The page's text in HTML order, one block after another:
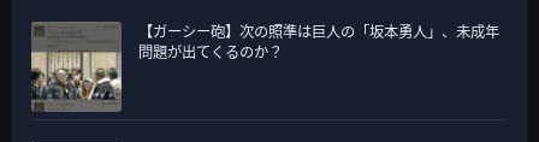
【ガーシー砲】次の照準は巨人の「坂本勇人」、未成年
問題が出てくるのか？